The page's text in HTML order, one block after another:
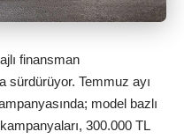
finansman
sürdürüyor. Temmuz ayı
model bazlı
300.000 TL